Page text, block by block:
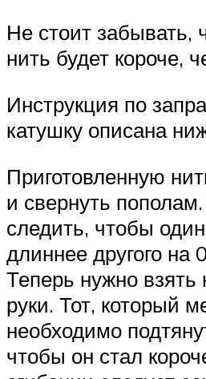
Не стоит забывать,
нить будет короче,
Инструкция по
катушку описана
Приготовленную
и свернуть
следить, чтобы
длиннее другого на
Теперь нужно
руки. Тот, который
необходимо
чтобы он стал